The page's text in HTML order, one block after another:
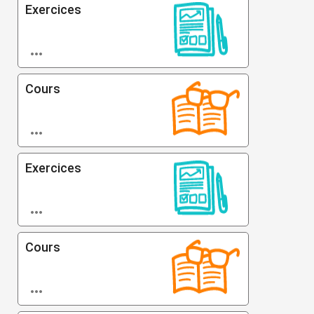
Exercices

Cours

Exercices

Cours
